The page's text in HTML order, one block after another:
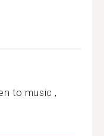
to music ,